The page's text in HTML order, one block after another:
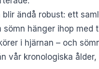
blir ändå robust: ett
sömn hänger ihop med
i hjärnan – och
vår kronologiska